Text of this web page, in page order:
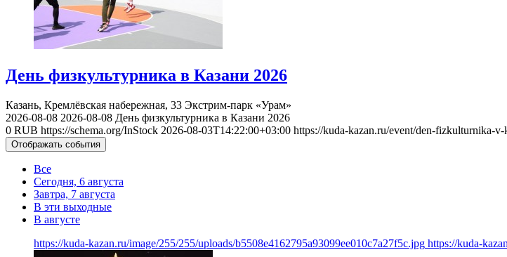
День физкультурника в Казани 2026
Казань, Кремлёвская набережная, 33 Экстрим-парк «Урам»
2026-08-08 2026-08-08 День физкультурника в Казани 2026
0 RUB https://schema.org/InStock 2026-08-03T14:22:00+03:00 https://kuda-kazan.ru/event/den-fizkulturnika-v-
Отображать события
Все
Сегодня, 6 августа
Завтра, 7 августа
В эти выходные
В августе
https://kuda-kazan.ru/image/255/255/uploads/b5508e4162795a93099ee010c7a27f5c.jpg https://kuda-